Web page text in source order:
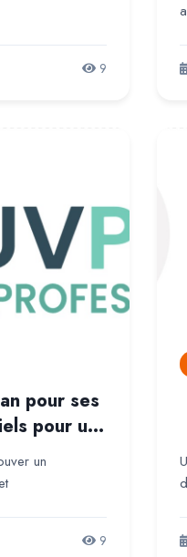
9
pour ses
pour un
un
9